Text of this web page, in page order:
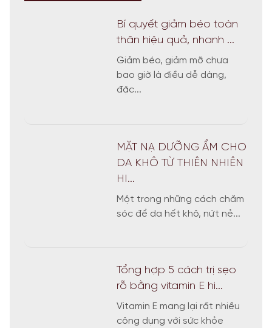
Bí quyết giảm béo toàn
thân hiệu quả, nhanh ...
Giảm béo, giảm mỡ chưa
bao giờ là điều dễ dàng,
đặc...
MẶT NẠ DƯỠNG ẨM CHO
DA KHÔ TỪ THIÊN NHIÊN
HI...
Một trong những cách chăm
sóc để da hết khô, nứt nẻ...
Tổng hợp 5 cách trị sẹo
rỗ bằng vitamin E hi...
Vitamin E mang lại rất nhiều
công dụng với sức khỏe